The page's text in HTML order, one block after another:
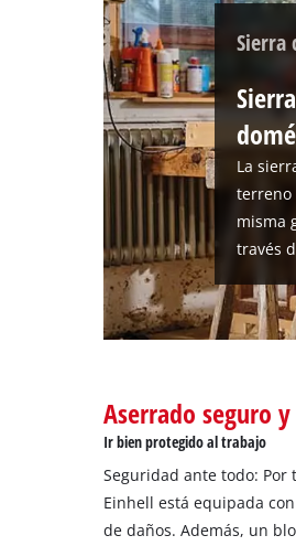
Sierra
La
terreno
misma
través
Aserrado seguro
Ir bien protegido al trabajo
Seguridad ante todo: Por
Einhell está equipada
de daños. Además, un